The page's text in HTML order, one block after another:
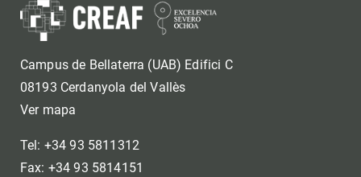
Campus de Bellaterra (UAB) Edifici C
08193 Cerdanyola del Vallès
Ver mapa
Tel: +34 93 5811312
Fax: +34 93 5814151